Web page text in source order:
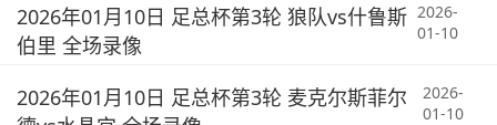
2026年01月10日 足总杯第3轮 狼队vs什鲁斯
伯里 全场录像
2026-
01-10
2026年01月10日 足总杯第3轮 麦克尔斯菲尔
2026-
01-10